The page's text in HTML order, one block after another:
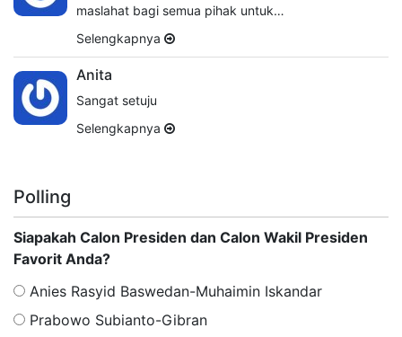
maslahat bagi semua pihak untuk…
Selengkapnya
Anita
Sangat setuju
Selengkapnya
Polling
Siapakah Calon Presiden dan Calon Wakil Presiden
Favorit Anda?
Anies Rasyid Baswedan-Muhaimin Iskandar
Prabowo Subianto-Gibran